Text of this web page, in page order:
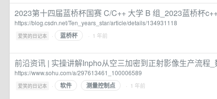
2023第十四届蓝桥杯国赛 C/C++ 大学 B 组_2023蓝桥杯
https://blog.csdn.net/Ten_years_star/article/details/134931118
爱笑的日记本 · 蓝桥杯 · 1 年前
前沿资讯 | 实操讲解Inpho从空三加密到正射影像生产流程_
https://www.sohu.com/a/297613461_100006589
爱笑的日记本 · 软件 测量控制点 · 1 年前